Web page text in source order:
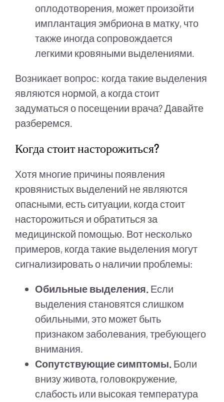
оплодотворения, может произойти
имплантация эмбриона в матку, что
также иногда сопровождается
легкими кровяными выделениями.
Возникает вопрос: когда такие выделения
являются нормой, а когда стоит
задуматься о посещении врача? Давайте
разберемся.
Когда стоит насторожиться?
Хотя многие причины появления
кровянистых выделений не являются
опасными, есть ситуации, когда стоит
насторожиться и обратиться за
медицинской помощью. Вот несколько
примеров, когда такие выделения могут
сигнализировать о наличии проблемы:
Обильные выделения. Если
выделения становятся слишком
обильными, это может быть
признаком заболевания, требующего
внимания.
Сопутствующие симптомы. Боли
внизу живота, головокружение,
слабость или высокая температура